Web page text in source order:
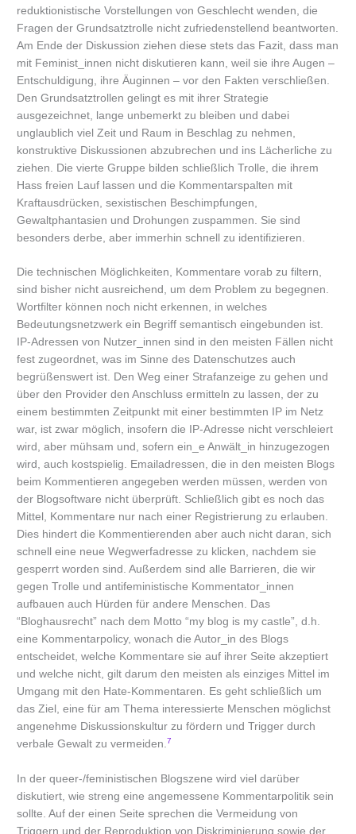
reduktionistische Vorstellungen von Geschlecht wenden, die
Fragen der Grundsatztrolle nicht zufriedenstellend beantworten.
Am Ende der Diskussion ziehen diese stets das Fazit, dass man
mit Feminist_innen nicht diskutieren kann, weil sie ihre Augen –
Entschuldigung, ihre Äuginnen – vor den Fakten verschließen.
Den Grundsatztrollen gelingt es mit ihrer Strategie
ausgezeichnet, lange unbemerkt zu bleiben und dabei
unglaublich viel Zeit und Raum in Beschlag zu nehmen,
konstruktive Diskussionen abzubrechen und ins Lächerliche zu
ziehen. Die vierte Gruppe bilden schließlich Trolle, die ihrem
Hass freien Lauf lassen und die Kommentarspalten mit
Kraftausdrücken, sexistischen Beschimpfungen,
Gewaltphantasien und Drohungen zuspammen. Sie sind
besonders derbe, aber immerhin schnell zu identifizieren.
Die technischen Möglichkeiten, Kommentare vorab zu filtern,
sind bisher nicht ausreichend, um dem Problem zu begegnen.
Wortfilter können noch nicht erkennen, in welches
Bedeutungsnetzwerk ein Begriff semantisch eingebunden ist.
IP-Adressen von Nutzer_innen sind in den meisten Fällen nicht
fest zugeordnet, was im Sinne des Datenschutzes auch
begrüßenswert ist. Den Weg einer Strafanzeige zu gehen und
über den Provider den Anschluss ermitteln zu lassen, der zu
einem bestimmten Zeitpunkt mit einer bestimmten IP im Netz
war, ist zwar möglich, insofern die IP-Adresse nicht verschleiert
wird, aber mühsam und, sofern ein_e Anwält_in hinzugezogen
wird, auch kostspielig. Emailadressen, die in den meisten Blogs
beim Kommentieren angegeben werden müssen, werden von
der Blogsoftware nicht überprüft. Schließlich gibt es noch das
Mittel, Kommentare nur nach einer Registrierung zu erlauben.
Dies hindert die Kommentierenden aber auch nicht daran, sich
schnell eine neue Wegwerfadresse zu klicken, nachdem sie
gesperrt worden sind. Außerdem sind alle Barrieren, die wir
gegen Trolle und antifeministische Kommentator_innen
aufbauen auch Hürden für andere Menschen. Das
“Bloghausrecht” nach dem Motto “my blog is my castle”, d.h.
eine Kommentarpolicy, wonach die Autor_in des Blogs
entscheidet, welche Kommentare sie auf ihrer Seite akzeptiert
und welche nicht, gilt darum den meisten als einziges Mittel im
Umgang mit den Hate-Kommentaren. Es geht schließlich um
das Ziel, eine für am Thema interessierte Menschen möglichst
angenehme Diskussionskultur zu fördern und Trigger durch
verbale Gewalt zu vermeiden.7
In der queer-/feministischen Blogszene wird viel darüber
diskutiert, wie streng eine angemessene Kommentarpolitik sein
sollte. Auf der einen Seite sprechen die Vermeidung von
Triggern und der Reproduktion von Diskriminierung sowie der